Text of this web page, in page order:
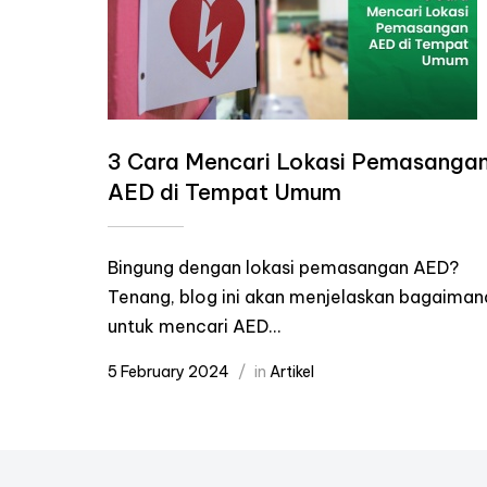
3 Cara Mencari Lokasi
AED di Tempat Umum
Bingung dengan lokasi pemasangan AED?
Tenang, blog ini akan menjelaskan
untuk mencari AED...
5 February 2024 in Artikel